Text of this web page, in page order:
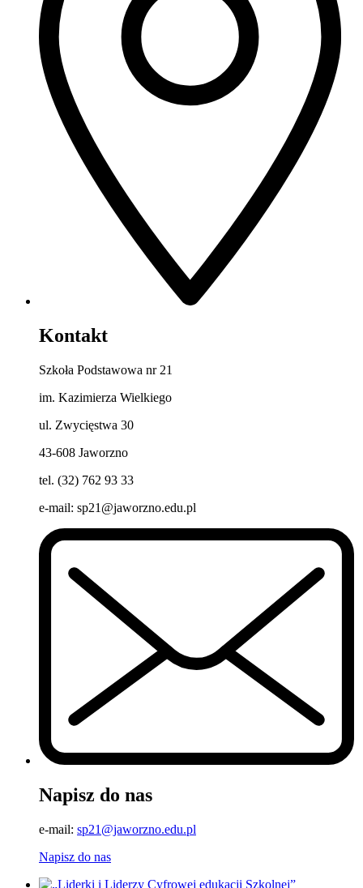
Kontakt
Szkoła Podstawowa nr 21
im. Kazimierza Wielkiego
ul. Zwycięstwa 30
43-608 Jaworzno
tel. (32) 762 93 33
e-mail: sp21@jaworzno.edu.pl
Napisz do nas
e-mail: sp21@jaworzno.edu.pl
Napisz do nas